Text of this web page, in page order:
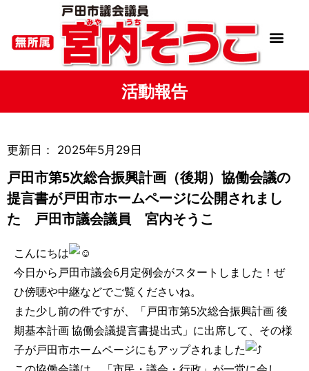
活動報告
更新日： 2025年5月29日
戸田市第5次総合振興計画（後期）協働会議の
提言書が戸田市ホームページに公開されまし
た 戸田市議会議員 宮内そうこ
こんにちは
今日から戸田市議会6月定例会がスタートしました！ぜ
ひ傍聴や中継などでご覧くださいね。
また少し前の件ですが、「戸田市第5次総合振興計画 後
期基本計画 協働会議提言書提出式」に出席して、その様
子が戸田市ホームページにもアップされました